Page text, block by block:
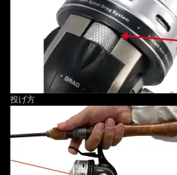
投げ方